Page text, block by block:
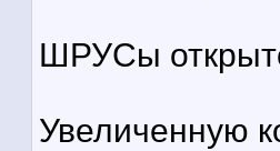
ШРУСы
Увеличенную